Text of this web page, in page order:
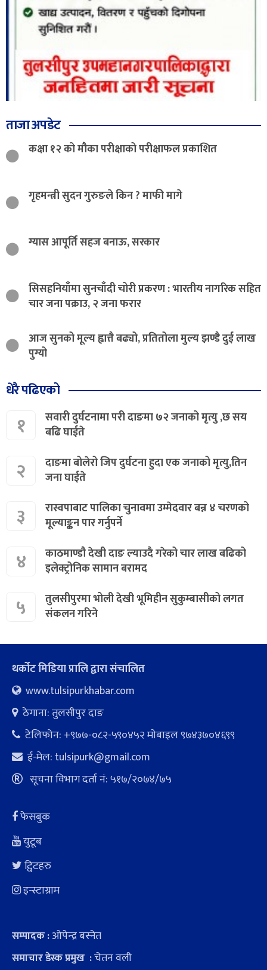
ताजा अपडेट
कक्षा १२ को मौका परीक्षाको परीक्षाफल प्रकाशित
गृहमन्त्री सुदन गुरुङले किन ? माफी मागे
ग्यास आपूर्ति सहज बनाऊ, सरकार
सिसहनियाँमा सुनचाँदी चोरी प्रकरण : भारतीय नागरिक सहित
चार जना पक्राउ, २ जना फरार
आज सुनको मूल्य ह्वात्तै बढ्यो, प्रतितोला मुल्य झण्डै दुई लाख
पुग्यो
धेरै पढिएको
१
सवारी दुर्घटनामा परी दाङमा ७२ जनाको मृत्यु ,छ सय
बढि घाईते
२
दाङमा बोलेरो जिप दुर्घटना हुदा एक जनाको मृत्यु,तिन
जना घाईते
३
रास्वपाबाट पालिका चुनावमा उम्मेदवार बन्न ४ चरणको
मूल्याङ्कन पार गर्नुपर्ने
४
काठमाण्डौ देखी दाङ ल्याउदै गरेको चार लाख बढिको
इलेक्ट्रोनिक सामान बरामद
५
तुलसीपुरमा भोली देखी भूमिहीन सुकुम्बासीको लगत
संकलन गरिने
थर्कोट मिडिया प्रालि द्वारा संचालित
www.tulsipurkhabar.com
ठेगाना: तुलसीपुर दाङ
टेलिफोन: +९७७-०८२-५९०४५२ माेबाइल ९७४३७०४६९९
ई-मेल: tulsipurk@gmail.com
सूचना विभाग दर्ता नं: ५१७/२०७४/७५
फेसबुक
युटूब
ट्विटहरु
इन्स्टाग्राम
सम्पादक :ओपेन्द्र बस्नेत
समाचार डेस्क प्रमुख :चेतन वली